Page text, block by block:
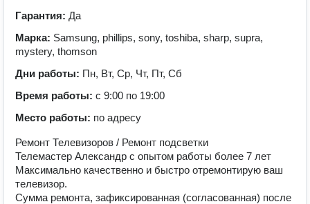
Гарантия: Да
Марка: Samsung, phillips, sony, toshiba, sharp, supra,
mystery, thomson
Дни работы: Пн, Вт, Ср, Чт, Пт, Сб
Время работы: с 9:00 по 19:00
Место работы: по адресу
Ремонт Телевизоров / Ремонт подсветки
Телемастер Александр с опытом работы более 7 лет
Максимально качественно и быстро отремонтирую ваш
телевизор.
Сумма ремонта, зафиксированная (согласованная) после